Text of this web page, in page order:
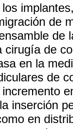
de
de
cirugía de
en la
de
inserción
en